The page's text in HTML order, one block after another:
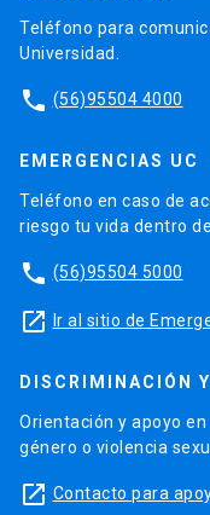
Teléfono para
Universidad.
phone (56)95504 4000
EMERGENCIAS UC
Teléfono en caso de
riesgo tu vida dentro
phone (56)95504 5000
launch Ir al sitio de
DISCRIMINACIÓN
Orientación y apoyo
género o violencia
launch Contacto para